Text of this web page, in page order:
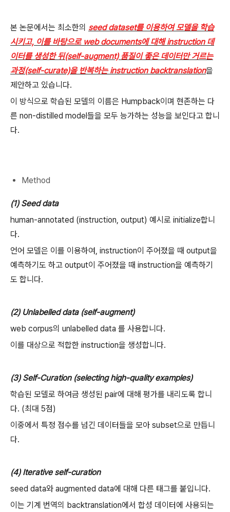
본 논문에서는 최소한의 seed dataset를 이용하여 모델을 학습
시키고, 이를 바탕으로 web documents에 대해 instruction 데
이터를 생성한 뒤(self-augment) 품질이 좋은 데이터만 거르는
과정(self-curate)을 반복하는 instruction backtranslation을
제안하고 있습니다.
이 방식으로 학습된 모델의 이름은 Humpback이며 현존하는 다
른 non-distilled model들을 모두 능가하는 성능을 보인다고 합니
다.
Method
(1) Seed data
human-annotated (instruction, output) 예시로 initialize합니
다.
언어 모델은 이를 이용하여, instruction이 주어졌을 때 output을
예측하기도 하고 output이 주어졌을 때 instruction을 예측하기
도 합니다.
(2) Unlabelled data (self-augment)
web corpus의 unlabelled data 를 사용합니다.
이를 대상으로 적합한 instruction을 생성합니다.
(3) Self-Curation (selecting high-quality examples)
학습된 모델로 하여금 생성된 pair에 대해 평가를 내리도록 합니
다. (최대 5점)
이중에서 특정 점수를 넘긴 데이터들을 모아 subset으로 만듭니
다.
(4) Iterative self-curation
seed data와 augmented data에 대해 다른 태그를 붙입니다.
이는 기계 번역의 backtranslation에서 합성 데이터에 사용되는